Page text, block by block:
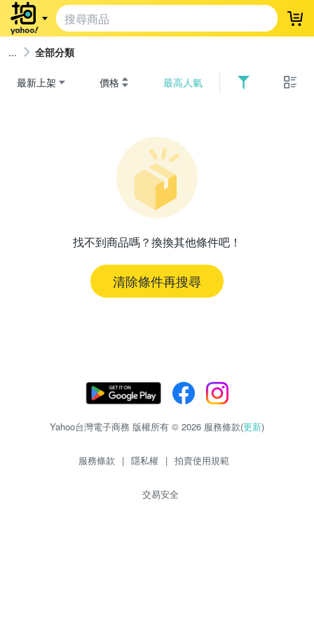
登
全部分類
最新上架 價格 最高人氣
找不到商品嗎？換換其他條件吧！
清除條件再搜尋
Yahoo台灣電子商務 版權所有 © 2026 服務條款(更新)
服務條款 | 隱私權 | 拍賣使用規範
交易安全